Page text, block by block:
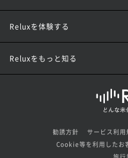
Reluxを体験する
Reluxをもっと知る
勧誘方針 サービス利用
Cookie等を利用したお